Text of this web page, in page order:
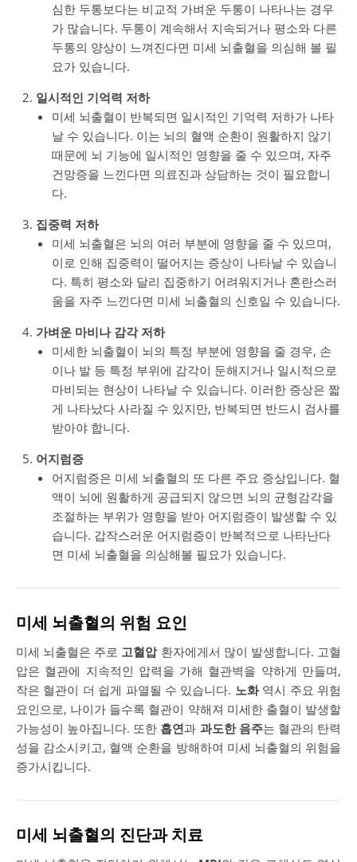
심한 두통보다는 비교적 가벼운 두통이 나타나는 경우
가 많습니다. 두통이 계속해서 지속되거나 평소와 다른
두통의 양상이 느껴진다면 미세 뇌출혈을 의심해 볼 필
요가 있습니다.
일시적인 기억력 저하
미세 뇌출혈이 반복되면 일시적인 기억력 저하가 나타
날 수 있습니다. 이는 뇌의 혈액 순환이 원활하지 않기
때문에 뇌 기능에 일시적인 영향을 줄 수 있으며, 자주
건망증을 느낀다면 의료진과 상담하는 것이 필요합니
다.
집중력 저하
미세 뇌출혈은 뇌의 여러 부분에 영향을 줄 수 있으며,
이로 인해 집중력이 떨어지는 증상이 나타날 수 있습니
다. 특히 평소와 달리 집중하기 어려워지거나 혼란스러
움을 자주 느낀다면 미세 뇌출혈의 신호일 수 있습니다.
가벼운 마비나 감각 저하
미세한 뇌출혈이 뇌의 특정 부분에 영향을 줄 경우, 손
이나 발 등 특정 부위에 감각이 둔해지거나 일시적으로
마비되는 현상이 나타날 수 있습니다. 이러한 증상은 짧
게 나타났다 사라질 수 있지만, 반복되면 반드시 검사를
받아야 합니다.
어지럼증
어지럼증은 미세 뇌출혈의 또 다른 주요 증상입니다. 혈
액이 뇌에 원활하게 공급되지 않으면 뇌의 균형감각을
조절하는 부위가 영향을 받아 어지럼증이 발생할 수 있
습니다. 갑작스러운 어지럼증이 반복적으로 나타난다
면 미세 뇌출혈을 의심해볼 필요가 있습니다.
미세 뇌출혈의 위험 요인
미세 뇌출혈은 주로 고혈압환자에게서 많이 발생합니다. 고혈
압은 혈관에 지속적인 압력을 가해 혈관벽을 약하게 만들며,
작은 혈관이 더 쉽게 파열될 수 있습니다. 노화역시 주요 위험
요인으로, 나이가 들수록 혈관이 약해져 미세한 출혈이 발생할
가능성이 높아집니다. 또한 흡연과 과도한 음주는 혈관의 탄력
성을 감소시키고, 혈액 순환을 방해하여 미세 뇌출혈의 위험을
증가시킵니다.
미세 뇌출혈의 진단과 치료